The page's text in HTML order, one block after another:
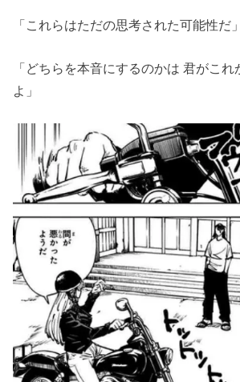
「これらはただの思考された可能性だ」
「どちらを本音にするのかは 君がこ
よ」